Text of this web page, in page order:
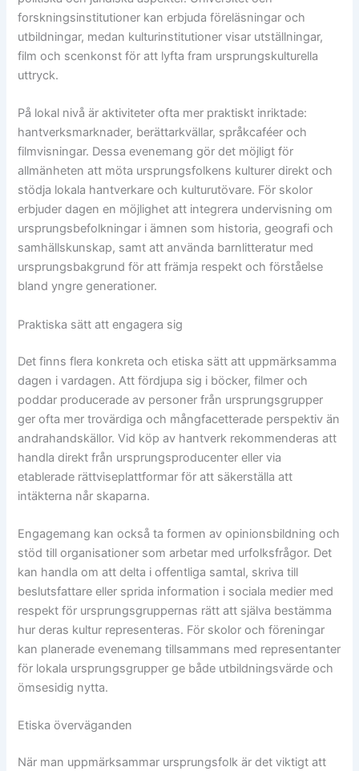
forskningsinstitutioner kan erbjuda föreläsningar och
utbildningar, medan kulturinstitutioner visar utställningar,
film och scenkonst för att lyfta fram ursprungskulturella
uttryck.
På lokal nivå är aktiviteter ofta mer praktiskt inriktade:
hantverksmarknader, berättarkvällar, språkcaféer och
filmvisningar. Dessa evenemang gör det möjligt för
allmänheten att möta ursprungsfolkens kulturer direkt och
stödja lokala hantverkare och kulturutövare. För skolor
erbjuder dagen en möjlighet att integrera undervisning om
ursprungsbefolkningar i ämnen som historia, geografi och
samhällskunskap, samt att använda barnlitteratur med
ursprungsbakgrund för att främja respekt och förståelse
bland yngre generationer.
Praktiska sätt att engagera sig
Det finns flera konkreta och etiska sätt att uppmärksamma
dagen i vardagen. Att fördjupa sig i böcker, filmer och
poddar producerade av personer från ursprungsgrupper
ger ofta mer trovärdiga och mångfacetterade perspektiv än
andrahandskällor. Vid köp av hantverk rekommenderas att
handla direkt från ursprungsproducenter eller via
etablerade rättviseplattformar för att säkerställa att
intäkterna når skaparna.
Engagemang kan också ta formen av opinionsbildning och
stöd till organisationer som arbetar med urfolksfrågor. Det
kan handla om att delta i offentliga samtal, skriva till
beslutsfattare eller sprida information i sociala medier med
respekt för ursprungsgruppernas rätt att själva bestämma
hur deras kultur representeras. För skolor och föreningar
kan planerade evenemang tillsammans med representanter
för lokala ursprungsgrupper ge både utbildningsvärde och
ömsesidig nytta.
Etiska överväganden
När man uppmärksammar ursprungsfolk är det viktigt att